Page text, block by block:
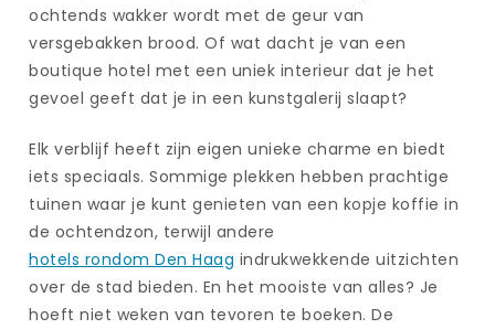
ochtends wakker wordt met de geur van
versgebakken brood. Of wat dacht je van een
boutique hotel met een uniek interieur dat je het
gevoel geeft dat je in een kunstgalerij slaapt?
Elk verblijf heeft zijn eigen unieke charme en biedt
iets speciaals. Sommige plekken hebben prachtige
tuinen waar je kunt genieten van een kopje koffie in
de ochtendzon, terwijl andere
hotels rondom Den Haag indrukwekkende uitzichten
over de stad bieden. En het mooiste van alles? Je
hoeft niet weken van tevoren te boeken. De